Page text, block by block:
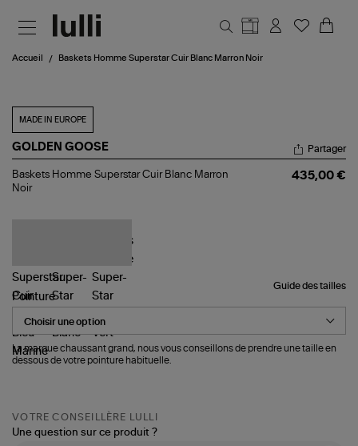
Accueil Baskets Homme Superstar Cuir Blanc Marron Noir
MADE IN EUROPE
GOLDEN GOOSE
Baskets
Homme
Partager
Baskets Homme Superstar Cuir Blanc Marron
Noir
435,00 €
Guide des tailles
Pointure
La marque chaussant grand, nous vous conseillons de prendre une taille en
dessous de votre pointure habituelle.
VOTRE CONSEILLÈRE LULLI
Une question sur ce produit ?